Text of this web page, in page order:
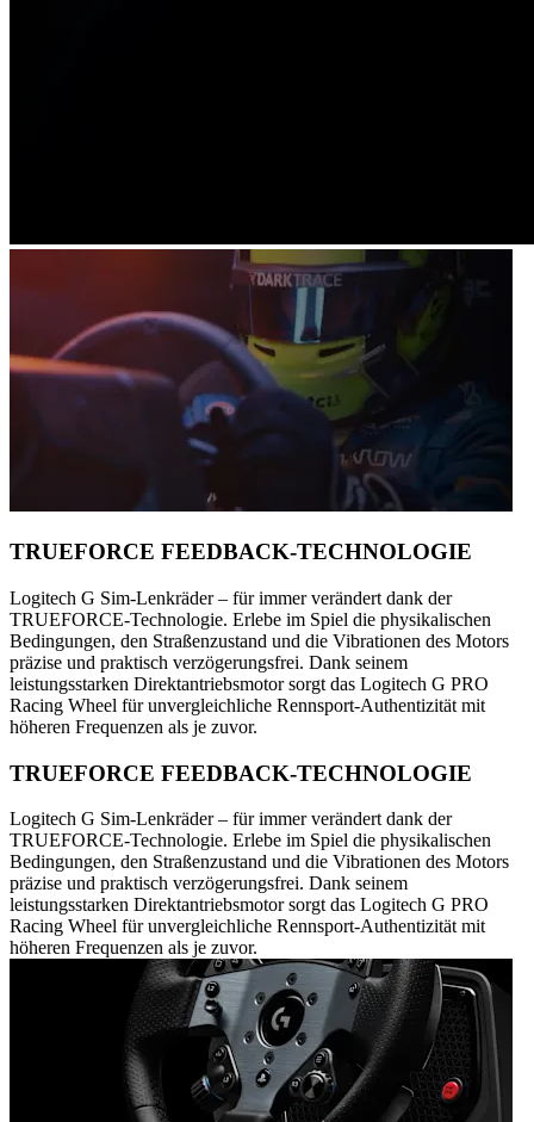
TRUEFORCE FEEDBACK-TECHNOLOGIE
Logitech G Sim-Lenkräder – für immer verändert dank der
TRUEFORCE-Technologie. Erlebe im Spiel die physikalischen
Bedingungen, den Straßenzustand und die Vibrationen des Motors
präzise und praktisch verzögerungsfrei. Dank seinem
leistungsstarken Direktantriebsmotor sorgt das Logitech G PRO
Racing Wheel für unvergleichliche Rennsport-Authentizität mit
höheren Frequenzen als je zuvor.
TRUEFORCE FEEDBACK-TECHNOLOGIE
Logitech G Sim-Lenkräder – für immer verändert dank der
TRUEFORCE-Technologie. Erlebe im Spiel die physikalischen
Bedingungen, den Straßenzustand und die Vibrationen des Motors
präzise und praktisch verzögerungsfrei. Dank seinem
leistungsstarken Direktantriebsmotor sorgt das Logitech G PRO
Racing Wheel für unvergleichliche Rennsport-Authentizität mit
höheren Frequenzen als je zuvor.